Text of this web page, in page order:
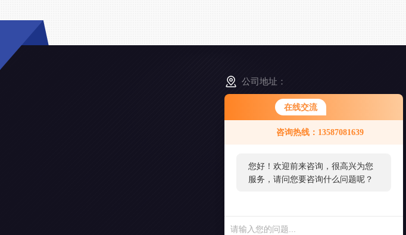
在线交流
咨询热线：13587081639
服务，请问您要咨询什么问题呢？
您好，看您停留很久了，是否找到
了需求产品，您可以直接在线与我
公司地址：
浙江省舟山市普陀区展茅街道晓晖路3号
添
加